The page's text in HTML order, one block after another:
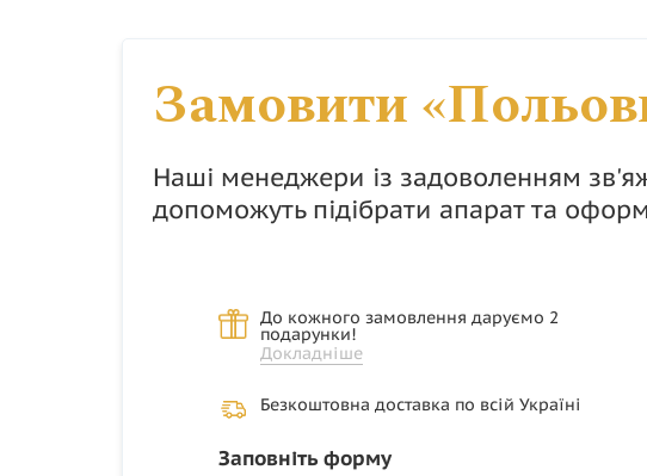
Замовити
Наші менеджери із задоволенням
допоможуть підібрати апарат та
До кожного замовлення даруємо 2
подарунки!
Докладніше
Безкоштовна доставка по всій Україні
Заповніть форму